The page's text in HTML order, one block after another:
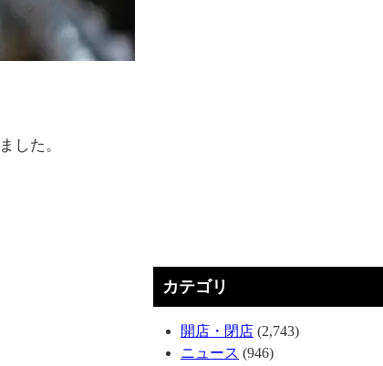
した。
カテゴリ
開店・閉店 (2,743)
ニュース (946)